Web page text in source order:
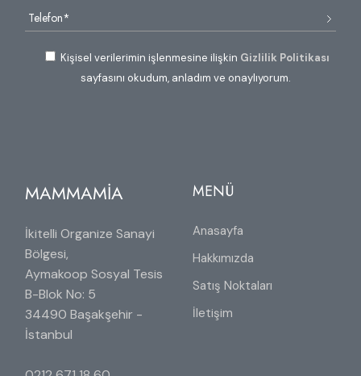
Kişisel verilerimin işlenmesine ilişkin Gizlilik Politikası
sayfasını okudum, anladım ve onaylıyorum.
MAMMAMİA
İkitelli Organize Sanayi
Bölgesi,
Aymakoop Sosyal Tesis
B-Blok No: 5
34490 Başakşehir -
İstanbul
MENÜ
Anasayfa
Hakkımızda
Satış Noktaları
İletişim